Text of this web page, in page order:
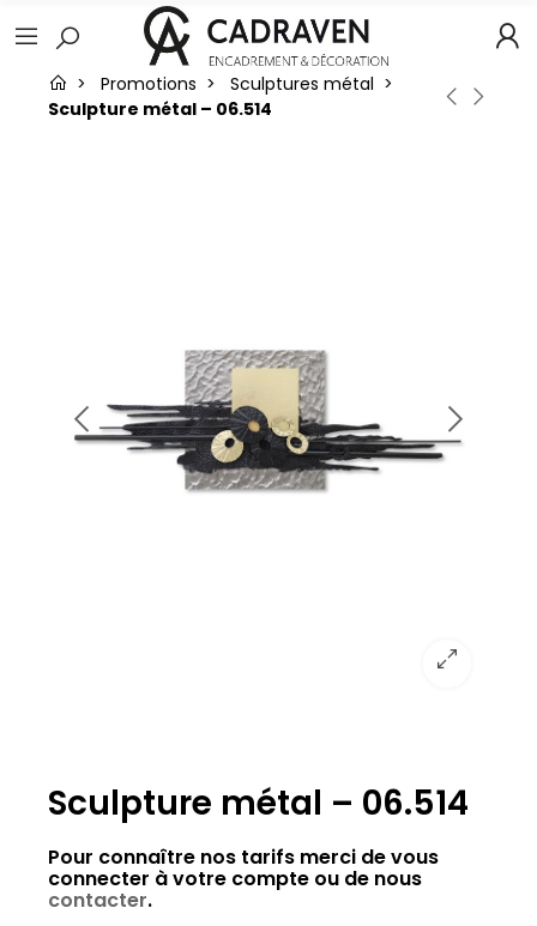
Promotions
Sculptures métal
Sculpture métal – 06.514
Sculpture métal – 06.514
Pour connaître nos tarifs merci de vous
connecter à votre compte ou de nous
contacter.